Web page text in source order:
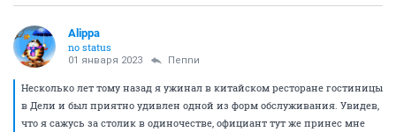
Alippa
no status
01 января 2023 Пепnи
Несколько лет тому назад я ужинал в китайском ресторане гостиницы
в Дели и был приятно удивлен одной из форм обслуживания. Увидев,
что я сажусь за столик в одиночестве, официант тут же принес мне